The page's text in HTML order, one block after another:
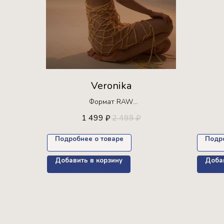
Veronika
Формат RAW
Доступна для покупки только 30 раз +
пресет в подарок
1 499 ₽2 499₽
Подробнее о товаре
Добавить в корзину